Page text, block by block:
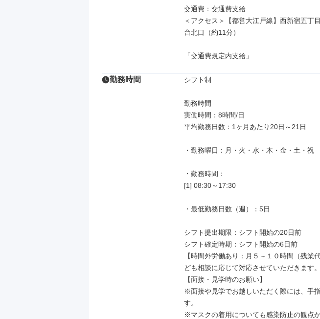
交通費：交通費支給
＜アクセス＞【都営大江戸線】西新宿五丁
台北口（約11分）
「交通費規定内支給」
勤務時間 シフト制
勤務時間
実働時間：8時間/日
平均勤務日数：1ヶ月あたり20日～21日
・勤務曜日：月・火・水・木・金・土・祝
・勤務時間：
[1] 08:30～17:30
・最低勤務日数（週）：5日
シフト提出期限：シフト開始の20日前
シフト確定時期：シフト開始の6日前
【時間外労働あり：月５～１０時間（残業
ども相談に応じて対応させていただきます。
【面接・見学時のお願い】
※面接や見学でお越しいただく際には、手
す。
※マスクの着用についても感染防止の観点